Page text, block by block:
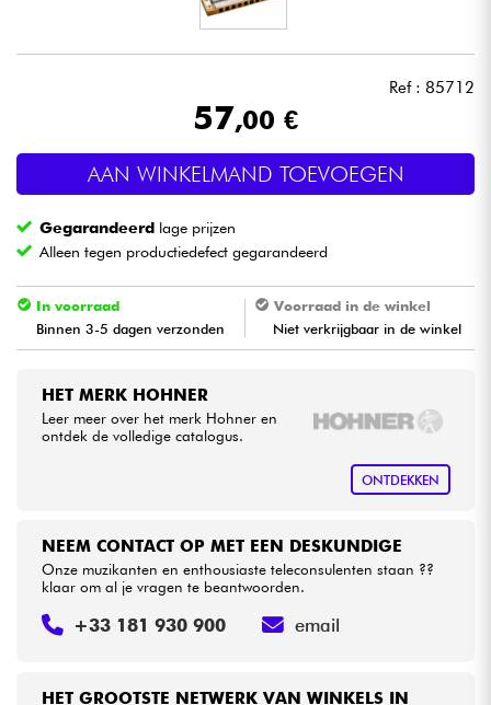
Drums & percussie
Blaasinstrument
Viool & Quatuor
Kabels & toebehoren
Sets
Bekijk onze merken
Ref : 85712
57,00 €
AAN WINKELMAND TOEVOEGEN
Gegarandeerd lage prijzen
Alleen tegen productiedefect gegarandeerd
In voorraad
Binnen 3-5 dagen verzonden
Voorraad in de winkel
Niet verkrijgbaar in de winkel
HET MERK HOHNER
Leer meer over het merk Hohner en
ontdek de volledige catalogus.
ONTDEKKEN
HET GROOTSTE NETWERK VAN WINKELS IN
NEEM CONTACT OP MET EEN DESKUNDIGE
Onze muzikanten en enthousiaste teleconsulenten staan ??
klaar om al je vragen te beantwoorden.
+33 181 930 900 email